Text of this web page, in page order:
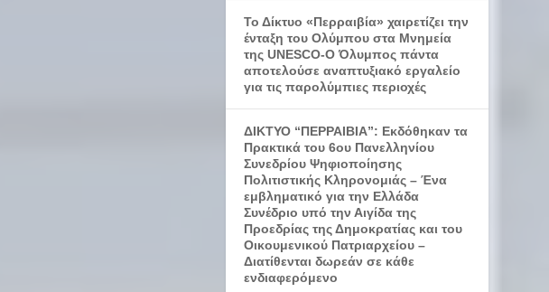
Το Δίκτυο «Περραιβία» χαιρετίζει την
ένταξη του Ολύμπου στα Μνημεία
της UNESCO-Ο Όλυμπος πάντα
αποτελούσε αναπτυξιακό εργαλείο
για τις παρολύμπιες περιοχές
ΔΙΚΤΥΟ “ΠΕΡΡΑΙΒΙΑ”: Εκδόθηκαν τα
Πρακτικά του 6ου Πανελληνίου
Συνεδρίου Ψηφιοποίησης
Πολιτιστικής Κληρονομιάς – Ένα
εμβληματικό για την Ελλάδα
Συνέδριο υπό την Αιγίδα της
Προεδρίας της Δημοκρατίας και του
Οικουμενικού Πατριαρχείου –
Διατίθενται δωρεάν σε κάθε
ενδιαφερόμενο